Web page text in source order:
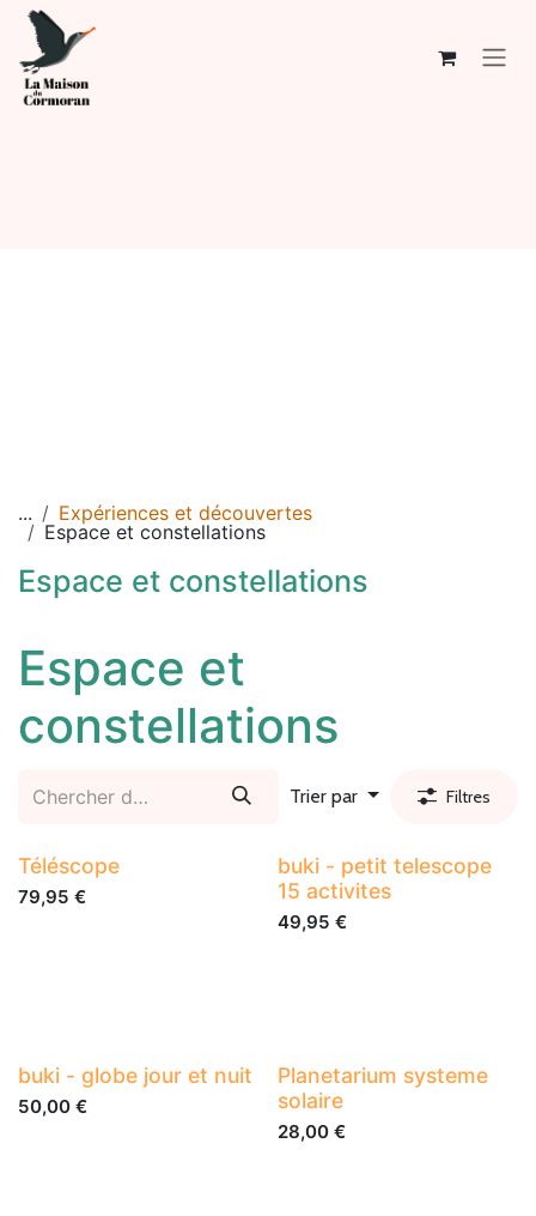
Se rendre au contenu
...
Expériences et découvertes
Espace et constellations
Espace et constellations
Espace et
constellations
Trier par Filtres
Téléscope
79,95 €
buki - petit telescope
15 activites
49,95 €
buki - globe jour et nuit
50,00 €
Planetarium systeme
solaire
28,00€